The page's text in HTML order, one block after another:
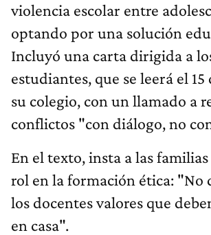
violencia escolar entre
optando por una solución
Incluyó una carta dirigida a
estudiantes, que se leerá el 15
su colegio, con un llamado a
conflictos "con diálogo, no
En el texto, insta a las
rol en la formación ética: "No
los docentes valores que
en casa".